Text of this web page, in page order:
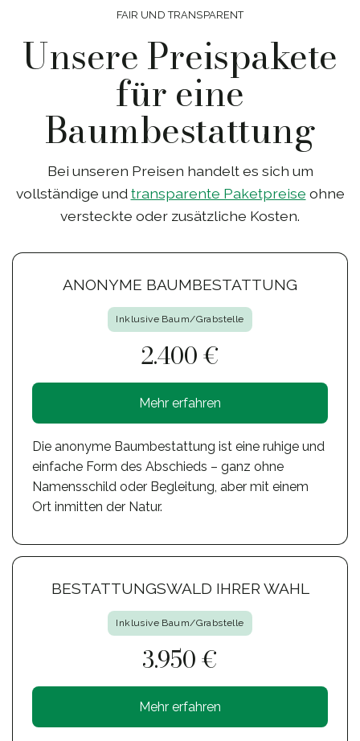
FAIR UND TRANSPARENT
Unsere Preispakete
für eine
Baumbestattung
Bei unseren Preisen handelt es sich um
vollständige und transparente Paketpreise ohne
versteckte oder zusätzliche Kosten.
ANONYME BAUMBESTATTUNG
Inklusive Baum/Grabstelle
2.400 €
Mehr erfahren
Die anonyme Baumbestattung ist eine ruhige und
einfache Form des Abschieds – ganz ohne
Namensschild oder Begleitung, aber mit einem
Ort inmitten der Natur.
BESTATTUNGSWALD IHRER WAHL
Inklusive Baum/Grabstelle
3.950 €
Mehr erfahren